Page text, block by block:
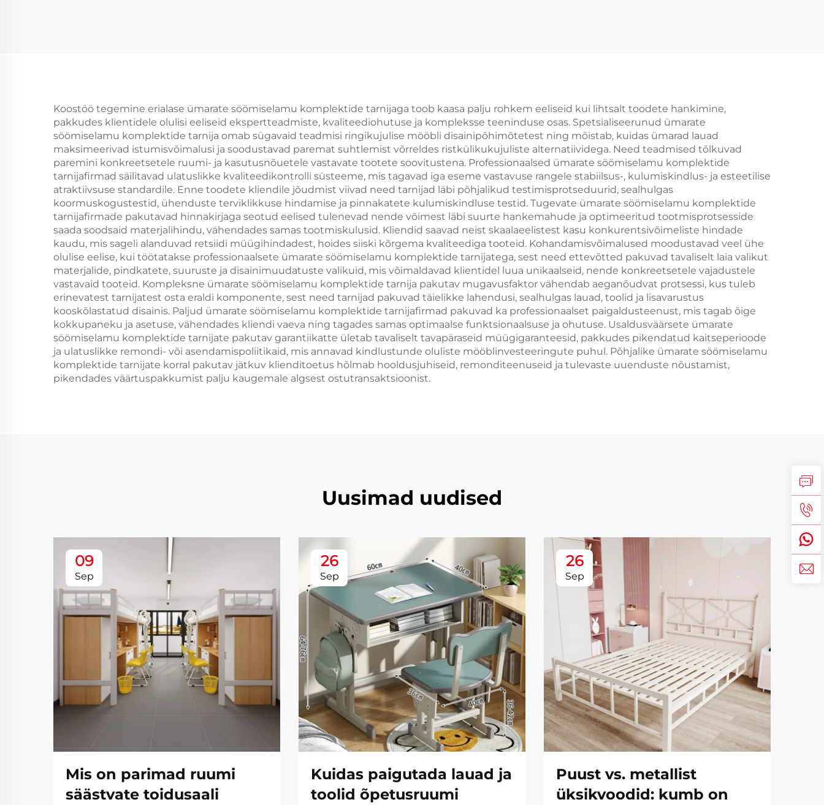
Koostöö tegemine erialase ümarate söömiselamu komplektide tarnijaga toob kaasa palju rohkem eeliseid kui lihtsalt toodete hankimine,
pakkudes klientidele olulisi eeliseid ekspertteadmiste, kvaliteediohutuse ja kompleksse teeninduse osas. Spetsialiseerunud ümarate
söömiselamu komplektide tarnija omab sügavaid teadmisi ringikujulise mööbli disainipõhimõtetest ning mõistab, kuidas ümarad lauad
maksimeerivad istumisvõimalusi ja soodustavad paremat suhtlemist võrreldes ristkülikukujuliste alternatiividega. Need teadmised tõlkuvad
paremini konkreetsetele ruumi- ja kasutusnõuetele vastavate tootete soovitustena. Professionaalsed ümarate söömiselamu komplektide
tarnijafirmad säilitavad ulatuslikke kvaliteedikontrolli süsteeme, mis tagavad iga eseme vastavuse rangele stabiilsus-, kulumiskindlus- ja esteetilise
atraktiivsuse standardile. Enne toodete kliendile jõudmist viivad need tarnijad läbi põhjalikud testimisprotseduurid, sealhulgas
koormuskogustestid, ühenduste terviklikkuse hindamise ja pinnakatete kulumiskindluse testid. Tugevate ümarate söömiselamu komplektide
tarnijafirmade pakutavad hinnakirjaga seotud eelised tulenevad nende võimest läbi suurte hankemahude ja optimeeritud tootmisprotsesside
saada soodsaid materjalihindu, vähendades samas tootmiskulusid. Kliendid saavad neist skaalaeelistest kasu konkurentsivõimeliste hindade
kaudu, mis sageli alanduvad retsiidi müügihindadest, hoides siiski kõrgema kvaliteediga tooteid. Kohandamisvõimalused moodustavad veel ühe
olulise eelise, kui töötatakse professionaalsete ümarate söömiselamu komplektide tarnijatega, sest need ettevõtted pakuvad tavaliselt laia valikut
materjalide, pindkatete, suuruste ja disainimuudatuste valikuid, mis võimaldavad klientidel luua unikaalseid, nende konkreetsetele vajadustele
vastavaid tooteid. Kompleksne ümarate söömiselamu komplektide tarnija pakutav mugavusfaktor vähendab aeganõudvat protsessi, kus tuleb
erinevatest tarnijatest osta eraldi komponente, sest need tarnijad pakuvad täielikke lahendusi, sealhulgas lauad, toolid ja lisavarustus
kooskõlastatud disainis. Paljud ümarate söömiselamu komplektide tarnijafirmad pakuvad ka professionaalset paigaldusteenust, mis tagab õige
kokkupaneku ja asetuse, vähendades kliendi vaeva ning tagades samas optimaalse funktsionaalsuse ja ohutuse. Usaldusväärsete ümarate
söömiselamu komplektide tarnijate pakutav garantiikatte ületab tavaliselt tavapäraseid müügigaranteesid, pakkudes pikendatud kaitseperioode
ja ulatuslikke remondi- või asendamispoliitikaid, mis annavad kindlustunde oluliste mööblinvesteeringute puhul. Põhjalike ümarate söömiselamu
komplektide tarnijate korral pakutav jätkuv klienditoetus hõlmab hooldusjuhiseid, remonditeenuseid ja tulevaste uuenduste nõustamist,
pikendades väärtuspakkumist palju kaugemale algsest ostutransaktsioonist.
Uusimad uudised
09
Sep
Mis on parimad ruumi
säästvate toidusaali
26
Sep
Kuidas paigutada lauad ja
toolid õpetusruumi
26
Sep
Puust vs. metallist
üksikvoodid: kumb on